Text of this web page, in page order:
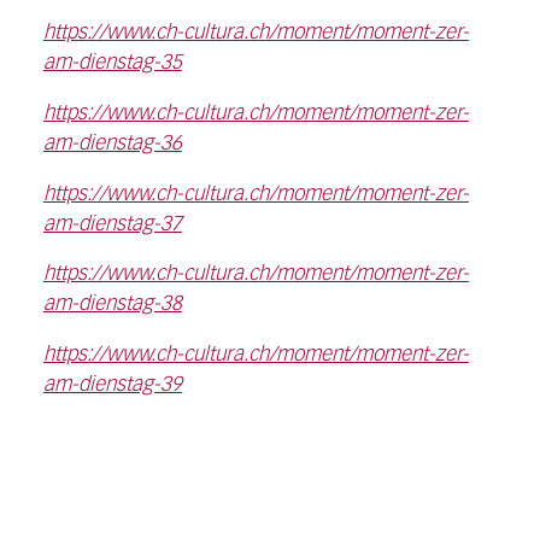
https://www.ch-cultura.ch/moment/moment-zer-
am-dienstag-35
https://www.ch-cultura.ch/moment/moment-zer-
am-dienstag-36
https://www.ch-cultura.ch/moment/moment-zer-
am-dienstag-37
https://www.ch-cultura.ch/moment/moment-zer-
am-dienstag-38
https://www.ch-cultura.ch/moment/moment-zer-
am-dienstag-39